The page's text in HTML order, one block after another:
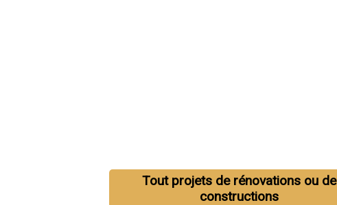
Tout projets de rénovations ou de
constructions